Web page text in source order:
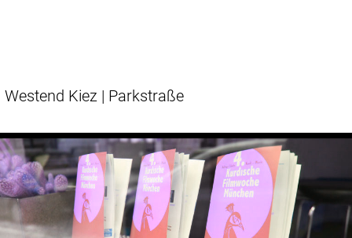
Westend Kiez | Parkstraße